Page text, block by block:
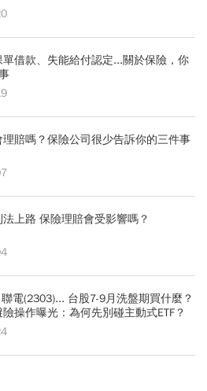
借款、失能給付認定...關於保險，你
理賠嗎？保險公司很少告訴你的三件事
上路 保險理賠會受影響嗎？
電(2303)... 台股7-9月洗盤期買什麼？
操作曝光：為何先別碰主動式ETF？